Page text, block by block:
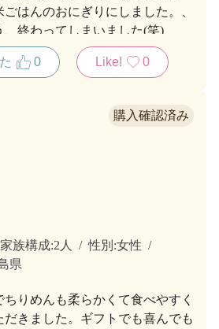
はんのおにぎりにしました。、
、終わってしまいました(笑)
0 Like! 0
家族構成:2人 性別:女性
県
りめんも柔らかくて食べやすく
だきました。ギフトでも喜んでも